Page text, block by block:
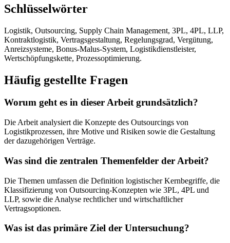
Schlüsselwörter
Logistik, Outsourcing, Supply Chain Management, 3PL, 4PL, LLP,
Kontraktlogistik, Vertragsgestaltung, Regelungsgrad, Vergütung,
Anreizsysteme, Bonus-Malus-System, Logistikdienstleister,
Wertschöpfungskette, Prozessoptimierung.
Häufig gestellte Fragen
Worum geht es in dieser Arbeit grundsätzlich?
Die Arbeit analysiert die Konzepte des Outsourcings von
Logistikprozessen, ihre Motive und Risiken sowie die Gestaltung
der dazugehörigen Verträge.
Was sind die zentralen Themenfelder der Arbeit?
Die Themen umfassen die Definition logistischer Kernbegriffe, die
Klassifizierung von Outsourcing-Konzepten wie 3PL, 4PL und
LLP, sowie die Analyse rechtlicher und wirtschaftlicher
Vertragsoptionen.
Was ist das primäre Ziel der Untersuchung?